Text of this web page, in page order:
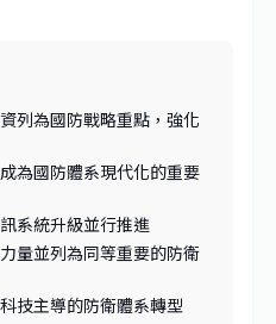
列為國防戰略重點，強化
為國防體系現代化的重要
系統升級並行推進
量並列為同等重要的防衛
技主導的防衛體系轉型